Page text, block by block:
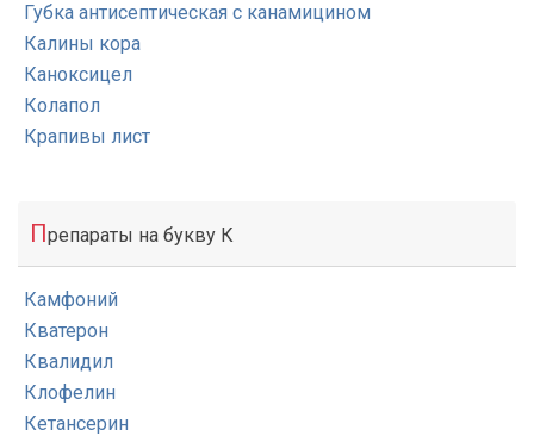
Губка антисептическая с канамицином
Калины кора
Каноксицел
Колапол
Крапивы лист
Препараты на букву К
Камфоний
Кватерон
Квалидил
Клофелин
Кетансерин